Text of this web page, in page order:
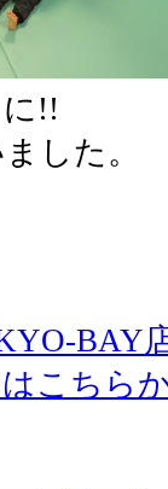
!!
した。
BAY
こちら